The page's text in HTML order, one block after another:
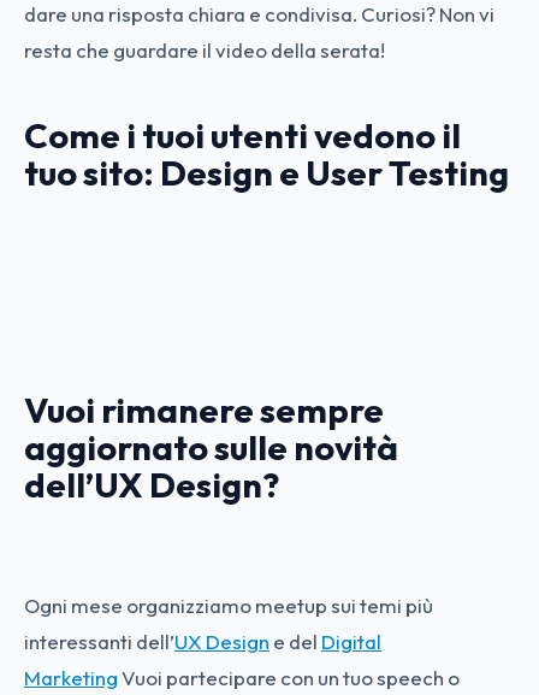
dare una risposta chiara e condivisa. Curiosi? Non vi
resta che guardare il video della serata!
Come i tuoi utenti vedono il
tuo sito: Design e User Testing
Vuoi rimanere sempre
aggiornato sulle novità
dell’UX Design?
Ogni mese organizziamo meetup sui temi più
interessanti dell’UX Design e del Digital
MarketingVuoi partecipare con un tuo speech o